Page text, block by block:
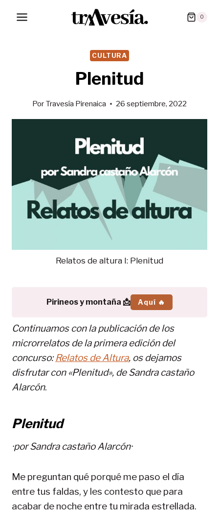
0
CULTURA
Plenitud
Por Travesía Pirenaica 26 septiembre, 2022
Relatos de altura I: Plenitud
Pirineos y montaña 📩 Aquí 🔥
Continuamos con la publicación de los
microrrelatos de la primera edición del
concurso:Relatos de Altura, os dejamos
disfrutar con «Plenitud», deSandra castaño
Alarcón.
Plenitud
·porSandra castaño Alarcón·
Me preguntan qué porqué me paso el día
entre tus faldas, y les contesto que para
acabar de noche entre tu mirada estrellada.